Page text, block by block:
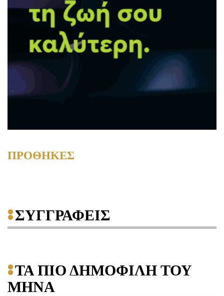
ΠΡΟΘΗΚΕΣ
ΣΥΓΓΡΑΦΕΙΣ
ΤΑ ΠΙΟ ΔΗΜΟΦΙΛΗ ΤΟΥ
ΜΗΝΑ